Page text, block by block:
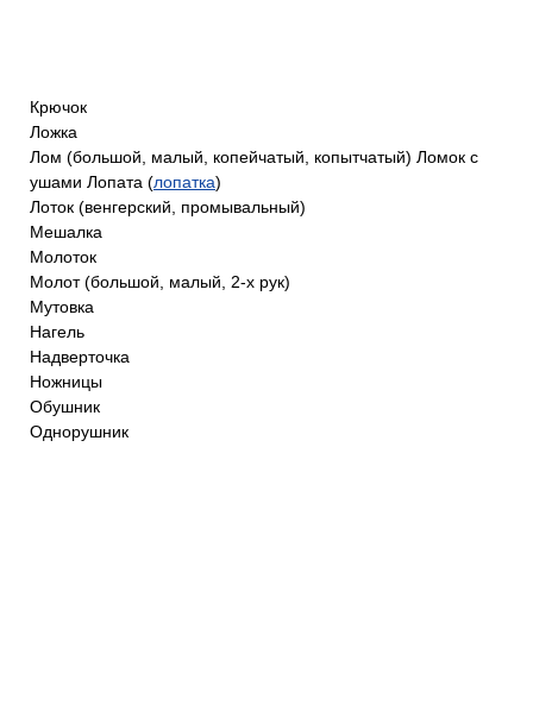
Крючок
Ложка
Лом (большой, малый, копейчатый, копытчатый) Ломок с
ушами Лопата (лопатка)
Лоток (венгерский, промывальный)
Мешалка
Молоток
Молот (большой, малый, 2-х рук)
Мутовка
Нагель
Надверточка
Ножницы
Обушник
Однорушник